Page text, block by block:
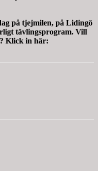
på tjejmilen, på Lidingö
tävlingsprogram. Vill
Klick in här: